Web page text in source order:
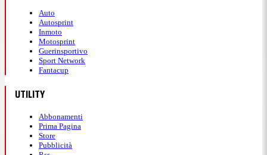
Auto
Autosprint
Inmoto
Motosprint
Guerinsportivo
Sport Network
Fantacup
UTILITY
Abbonamenti
Prima Pagina
Store
Pubblicità